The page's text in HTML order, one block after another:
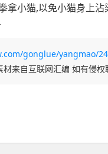
拿小猫,以免小猫身上
gonglue/yangmao/
材来自互联网汇编 如有侵权